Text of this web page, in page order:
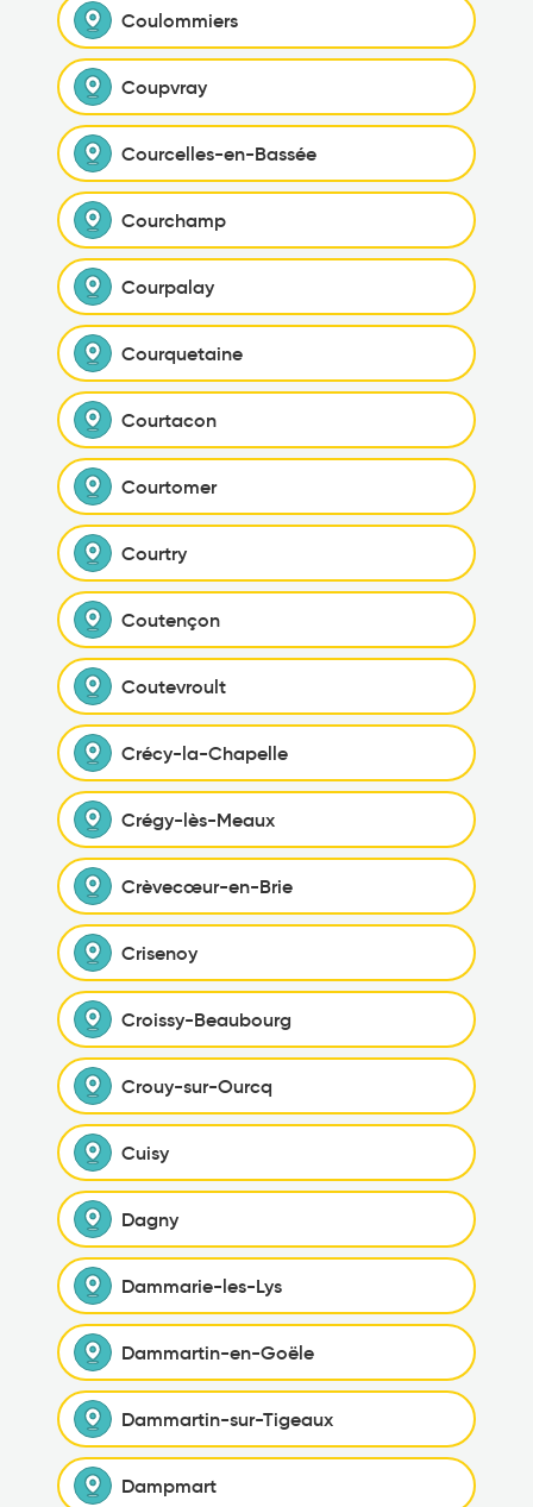
Coulommiers
Coupvray
Courcelles-en-Bassée
Courchamp
Courpalay
Courquetaine
Courtacon
Courtomer
Courtry
Coutençon
Coutevroult
Crécy-la-Chapelle
Crégy-lès-Meaux
Crèvecœur-en-Brie
Crisenoy
Croissy-Beaubourg
Crouy-sur-Ourcq
Cuisy
Dagny
Dammarie-les-Lys
Dammartin-en-Goële
Dammartin-sur-Tigeaux
Dampmart